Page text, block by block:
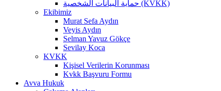
حماية البيانات الشخصية (KVKK)
Ekibimiz
Murat Sefa Aydın
Veyis Aydın
Selman Yavuz Gökçe
Sevilay Koca
KVKK
Kişisel Verilerin Korunması
Kvkk Başvuru Formu
Avva Hukuk